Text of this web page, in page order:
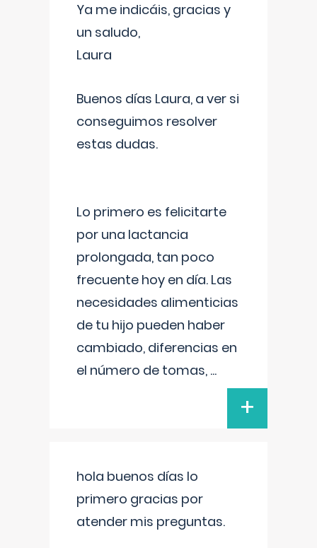
Ya me indicáis, gracias y
un saludo,
Laura
Buenos días Laura, a ver si
conseguimos resolver
estas dudas.
Lo primero es felicitarte
por una lactancia
prolongada, tan poco
frecuente hoy en día. Las
necesidades alimenticias
de tu hijo pueden haber
cambiado, diferencias en
el número de tomas, ...
+
hola buenos días lo
primero gracias por
atender mis preguntas.